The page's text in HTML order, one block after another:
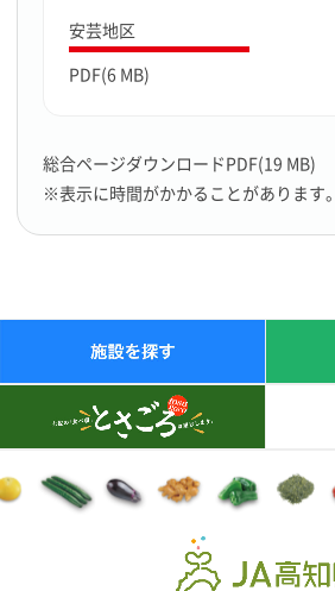
安芸地区
PDF(6 MB)
総合ページダウンロードPDF(19 MB)
※表示に時間がかかることがあります。